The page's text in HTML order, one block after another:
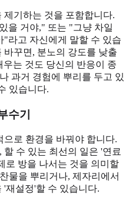
제기하는 것을 포함합니다.
을 거야," 또는 "그냥 차일
"라고 자신에게 말할 수 있습
꾸면, 분노의 강도를 낮출
우는 것도 당신의 반응이 종
과거 경험에 뿌리를 두고 있
있습니다.
수기
로 환경을 바꿔야 합니다.
수 있는 최선의 일은 '연료
로 방을 나서는 것을 의미할
물을 뿌리거나, 제자리에서
'재설정'할 수 있습니다.